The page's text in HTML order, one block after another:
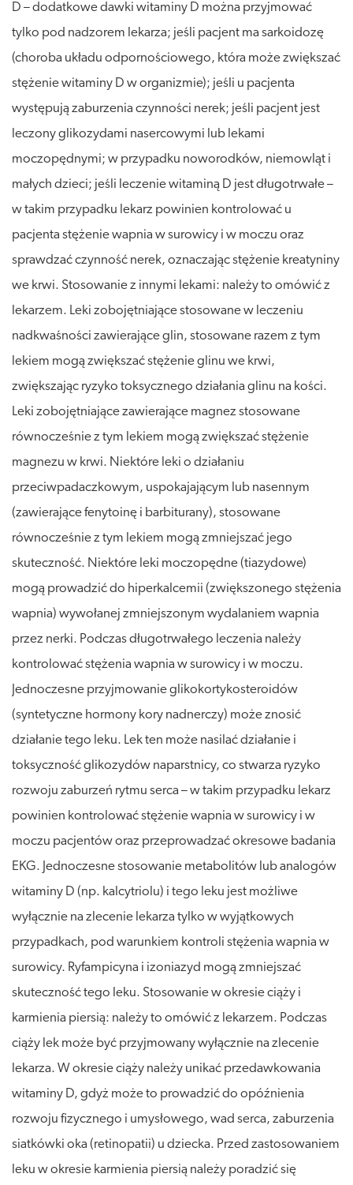
D – dodatkowe dawki witaminy D można przyjmować
tylko pod nadzorem lekarza; jeśli pacjent ma sarkoidozę
(choroba układu odpornościowego, która może zwiększać
stężenie witaminy D w organizmie); jeśli u pacjenta
występują zaburzenia czynności nerek; jeśli pacjent jest
leczony glikozydami nasercowymi lub lekami
moczopędnymi; w przypadku noworodków, niemowląt i
małych dzieci; jeśli leczenie witaminą D jest długotrwałe –
w takim przypadku lekarz powinien kontrolować u
pacjenta stężenie wapnia w surowicy i w moczu oraz
sprawdzać czynność nerek, oznaczając stężenie kreatyniny
we krwi. Stosowanie z innymi lekami: należy to omówić z
lekarzem. Leki zobojętniające stosowane w leczeniu
nadkwaśności zawierające glin, stosowane razem z tym
lekiem mogą zwiększać stężenie glinu we krwi,
zwiększając ryzyko toksycznego działania glinu na kości.
Leki zobojętniające zawierające magnez stosowane
równocześnie z tym lekiem mogą zwiększać stężenie
magnezu w krwi. Niektóre leki o działaniu
przeciwpadaczkowym, uspokajającym lub nasennym
(zawierające fenytoinę i barbiturany), stosowane
równocześnie z tym lekiem mogą zmniejszać jego
skuteczność. Niektóre leki moczopędne (tiazydowe)
mogą prowadzić do hiperkalcemii (zwiększonego stężenia
wapnia) wywołanej zmniejszonym wydalaniem wapnia
przez nerki. Podczas długotrwałego leczenia należy
kontrolować stężenia wapnia w surowicy i w moczu.
Jednoczesne przyjmowanie glikokortykosteroidów
(syntetyczne hormony kory nadnerczy) może znosić
działanie tego leku. Lek ten może nasilać działanie i
toksyczność glikozydów naparstnicy, co stwarza ryzyko
rozwoju zaburzeń rytmu serca – w takim przypadku lekarz
powinien kontrolować stężenie wapnia w surowicy i w
moczu pacjentów oraz przeprowadzać okresowe badania
EKG. Jednoczesne stosowanie metabolitów lub analogów
witaminy D (np. kalcytriolu) i tego leku jest możliwe
wyłącznie na zlecenie lekarza tylko w wyjątkowych
przypadkach, pod warunkiem kontroli stężenia wapnia w
surowicy. Ryfampicyna i izoniazyd mogą zmniejszać
skuteczność tego leku. Stosowanie w okresie ciąży i
karmienia piersią: należy to omówić z lekarzem. Podczas
ciąży lek może być przyjmowany wyłącznie na zlecenie
lekarza. W okresie ciąży należy unikać przedawkowania
witaminy D, gdyż może to prowadzić do opóźnienia
rozwoju fizycznego i umysłowego, wad serca, zaburzenia
siatkówki oka (retinopatii) u dziecka. Przed zastosowaniem
leku w okresie karmienia piersią należy poradzić się